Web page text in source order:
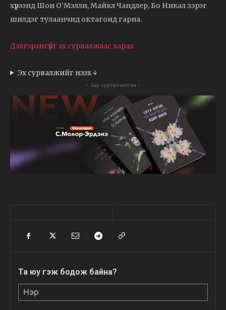
хүрээнд Шон О’Мэлли, Майкл Чандлер, Бо Никал зэрэг
шилдэг тулаанчид октагонд гарна.
Дэлгэрэнгүйг эх сурвалжаас харах
Эх сурвалжийг нээх ↓
- Зар сурталчилгаа -
Та юу гэж бодож байна?